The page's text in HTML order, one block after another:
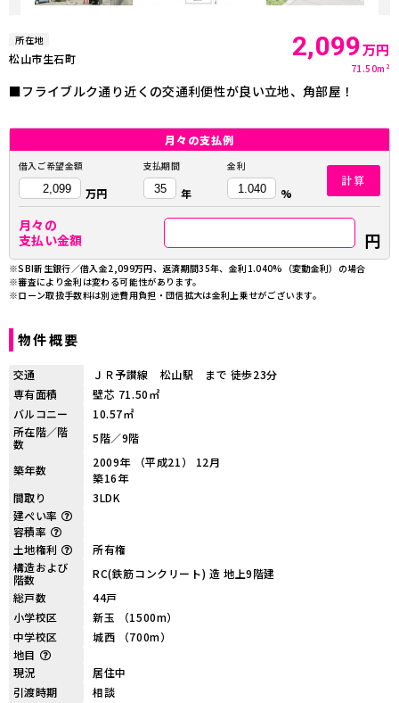
所在地
松山市生石町 2,099万円
71.50m²
■フライブルク通り近くの交通利便性が良い立地、角部屋！
月々の支払例
借入ご希望金額
万円
支払期間
年
金利
%
計算
月々の
支払い金額
円
※SBI新生銀行／借入金2,099万円、返済期間35年、金利1.040%（変動金利）の場合
※審査により金利は変わる可能性があります。
※ローン取扱手数料は別途費用負担・団信拡大は金利上乗せがございます。
物件概要
交通
ＪＲ予讃線 松山駅 まで 徒歩23分
専有面積
壁芯 71.50㎡
バルコニー
10.57㎡
所在階／階
数
5階／9階
築年数
2009年 （平成21） 12月
築16年
間取り
3LDK
建ぺい率
容積率
土地権利
所有権
構造および
階数
RC(鉄筋コンクリート) 造 地上9階建
総戸数
44戸
小学校区
新玉 （1500m）
中学校区
城西 （700m）
地目
現況
居住中
引渡時期
相談